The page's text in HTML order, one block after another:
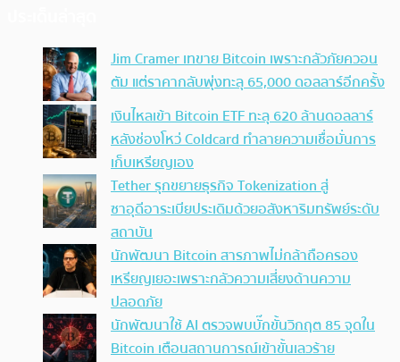
Jim Cramer เทขาย Bitcoin เพราะกลัวภัยควอน
ตัม แต่ราคากลับพุ่งทะลุ 65,000 ดอลลาร์อีกครั้ง
เงินไหลเข้า Bitcoin ETF ทะลุ 620 ล้านดอลลาร์
หลังช่องโหว่ Coldcard ทำลายความเชื่อมั่นการ
เก็บเหรียญเอง
Tether รุกขยายธุรกิจ Tokenization สู่
ซาอุดีอาระเบียประเดิมด้วยอสังหาริมทรัพย์ระดับ
สถาบัน
นักพัฒนา Bitcoin สารภาพไม่กล้าถือครอง
เหรียญเยอะเพราะกลัวความเสี่ยงด้านความ
ปลอดภัย
นักพัฒนาใช้ AI ตรวจพบบั๊กขั้นวิกฤต 85 จุดใน
Bitcoin เตือนสถานการณ์เข้าขั้นเลวร้าย